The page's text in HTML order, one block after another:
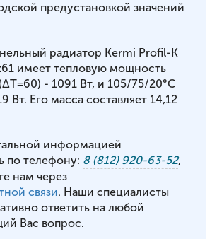
предустановкой значений
радиатор Kermi Profil-K
имеет тепловую мощность
- 1091 Вт, и 105/75/20°С
Вт. Его масса составляет 14,12
информацией
по телефону: 8 (812) 920-63-52,
нам через
связи. Наши специалисты
ответить на любой
Вас вопрос.